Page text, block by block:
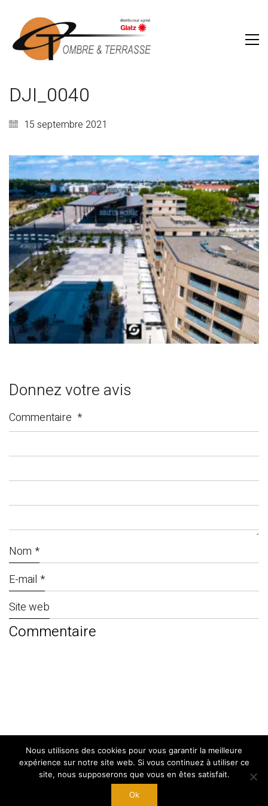
DJI_0040
15 septembre 2021
Donnez votre avis
Commentaire *
Nom *
E-mail *
Site web
© Copyright 2024. ByWest Adgency|
Mentions Légales
Nous utilisons des cookies pour vous garantir la meilleure
expérience sur notre site web. Si vous continuez à utiliser ce
site, nous supposerons que vous en êtes satisfait.
Ok